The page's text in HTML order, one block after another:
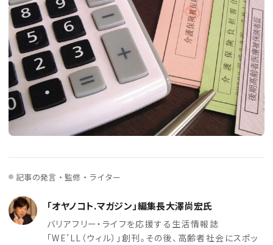
記事の発言・監修・ライター
「オヤノコト.マガジン」編集長大澤尚宏氏
バリアフリー・ライフを応援する生活情報誌
「WE’LL（ウィル）」創刊。その後、高齢者社会にスポッ